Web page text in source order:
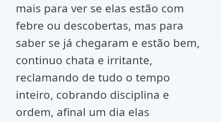
mais para ver se elas estão com
febre ou descobertas, mas para
saber se já chegaram e estão bem,
continuo chata e irritante,
reclamando de tudo o tempo
inteiro, cobrando disciplina e
ordem, afinal um dia elas